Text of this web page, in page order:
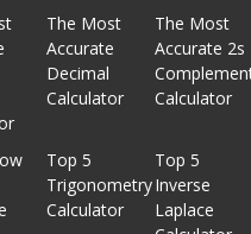
The Most
Accurate
Decimal
Calculator
The Most
Accurate 2s
Calculator
Top 5
Trigonometry
Calculator
Top 5
Inverse
Laplace